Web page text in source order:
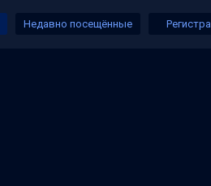
Недавно посещённые